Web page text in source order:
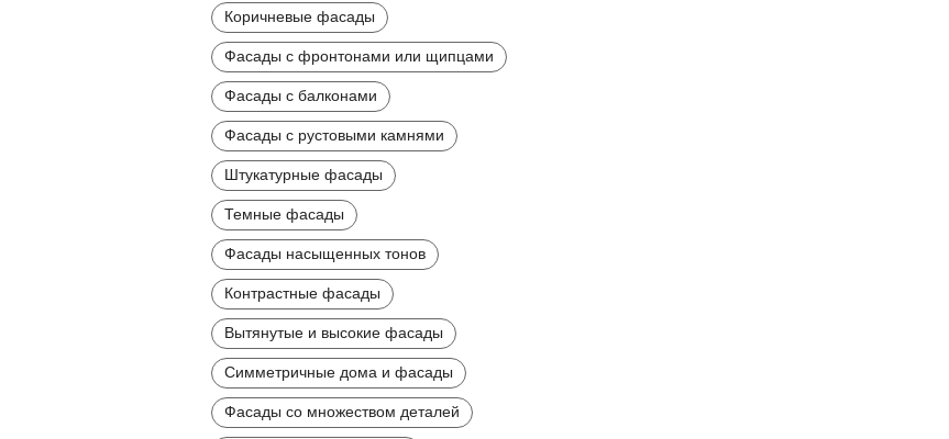
Коричневые фасады
Фасады с фронтонами или щипцами
Фасады с балконами
Фасады с рустовыми камнями
Штукатурные фасады
Темные фасады
Фасады насыщенных тонов
Контрастные фасады
Вытянутые и высокие фасады
Симметричные дома и фасады
Фасады со множеством деталей